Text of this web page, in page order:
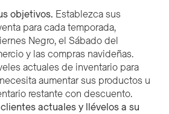
objetivos. Establezca sus
para cada temporada,
Negro, el Sábado del
y las compras navideñas.
actuales de inventario para
aumentar sus productos u
restante con descuento.
actuales y llévelos a su